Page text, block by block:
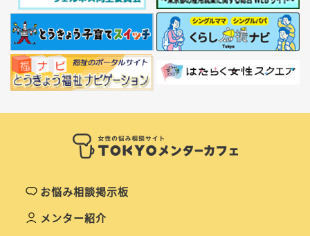
お悩み相談掲示板
メンター紹介